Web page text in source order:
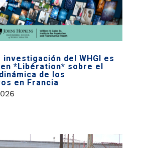
del WHGI es
*Libération* sobre el
de los
en Francia